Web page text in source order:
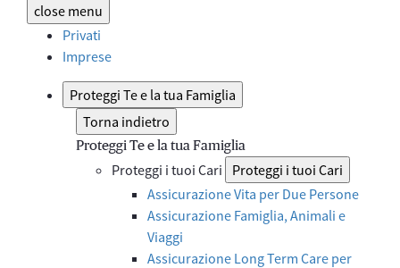
close menu
Privati
Imprese
Proteggi Te e la tua Famiglia
Torna indietro
Proteggi Te e la tua Famiglia
Proteggi i tuoi Cari
Proteggi i tuoi Cari
Assicurazione Vita per Due Persone
Assicurazione Famiglia, Animali e
Viaggi
Assicurazione Long Term Care per